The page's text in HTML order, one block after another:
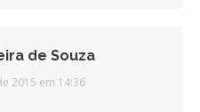
de Souza
2015 em 14:36